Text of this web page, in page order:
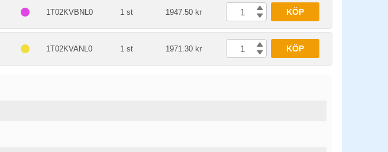
1T02KVBNL0 1 st 1947.50 kr KÖP
1T02KVANL0 1 st 1971.30 kr KÖP